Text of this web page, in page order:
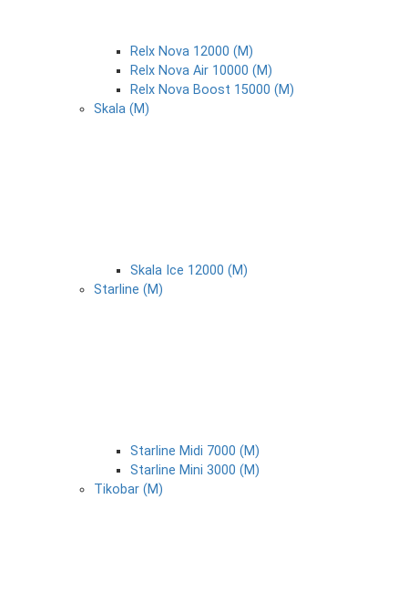
Relx Nova 12000 (М)
Relx Nova Air 10000 (М)
Relx Nova Boost 15000 (М)
Skala (М)
Skala Ice 12000 (М)
Starline (М)
Starline Midi 7000 (М)
Starline Mini 3000 (М)
Tikobar (М)